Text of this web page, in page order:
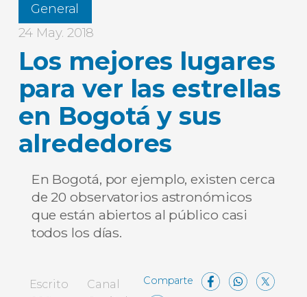
General
24 May. 2018
Los mejores lugares
para ver las estrellas
en Bogotá y sus
alrededores
En Bogotá, por ejemplo, existen cerca
de 20 observatorios astronómicos
que están abiertos al público casi
todos los días.
Escrito
Canal